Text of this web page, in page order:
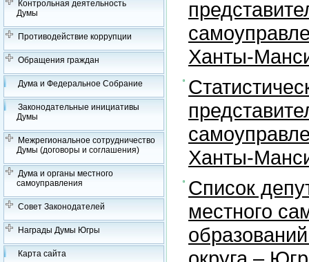
Контрольная деятельность
Думы
Противодействие коррупции
Обращения граждан
Дума и Федеральное Собрание
Законодательные инициативы
Думы
Межрегиональное сотрудничество
Думы (договоры и соглашения)
Дума и органы местного
самоуправления
Совет Законодателей
Награды Думы Югры
Карта сайта
Ханты-
Ханты-
Список
местного